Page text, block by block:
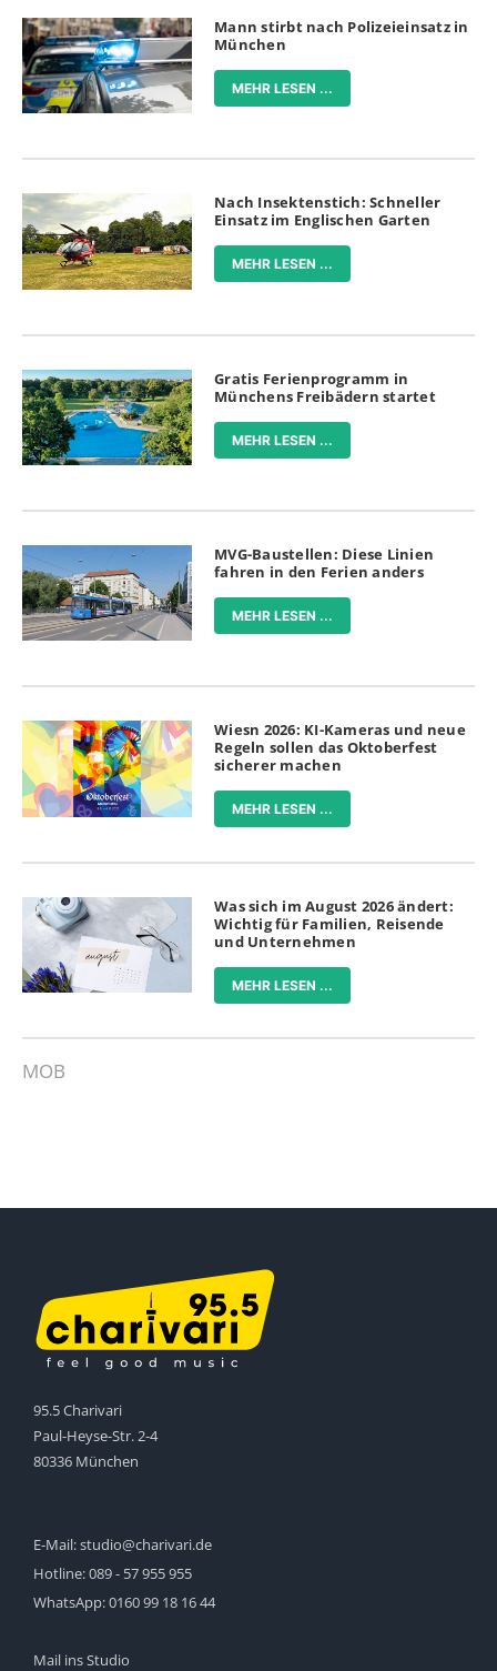
Mann stirbt nach Polizeieinsatz in
München
MEHR LESEN ...
Nach Insektenstich: Schneller
Einsatz im Englischen Garten
MEHR LESEN ...
Gratis Ferienprogramm in
Münchens Freibädern startet
MEHR LESEN ...
MVG-Baustellen: Diese Linien
fahren in den Ferien anders
MEHR LESEN ...
Wiesn 2026: KI-Kameras und neue
Regeln sollen das Oktoberfest
sicherer machen
MEHR LESEN ...
Was sich im August 2026 ändert:
Wichtig für Familien, Reisende
und Unternehmen
MEHR LESEN ...
MOB
95.5 Charivari
Paul-Heyse-Str. 2-4
80336 München
E-Mail:studio@charivari.de
Hotline:089 - 57 955 955
WhatsApp:0160 99 18 16 44
Mail ins Studio